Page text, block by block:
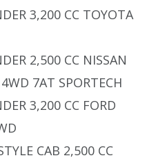
3,200 CC TOYOTA
2,500 CC NISSAN
7AT SPORTECH
3,200 CC FORD
CAB 2,500 CC